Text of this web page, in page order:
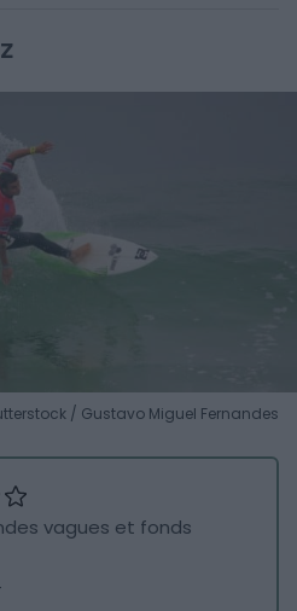
/ Gustavo Miguel Fernandes
vagues et fonds